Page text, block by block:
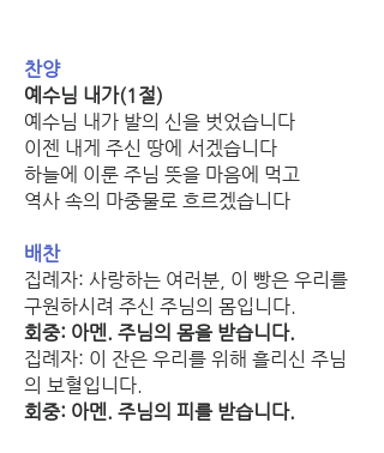
찬양
예수님 내가(1절)
예수님 내가 발의 신을 벗었습니다
이젠 내게 주신 땅에 서겠습니다
하늘에 이룬 주님 뜻을 마음에 먹고
역사 속의 마중물로 흐르겠습니다
배찬
집례자: 사랑하는 여러분, 이 빵은 우리를
구원하시려 주신 주님의 몸입니다.
회중: 아멘. 주님의 몸을 받습니다.
집례자: 이 잔은 우리를 위해 흘리신 주님
의 보혈입니다.
회중: 아멘. 주님의 피를 받습니다.